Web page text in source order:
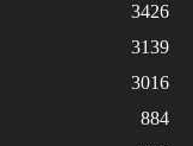
3426
3139
3016
884